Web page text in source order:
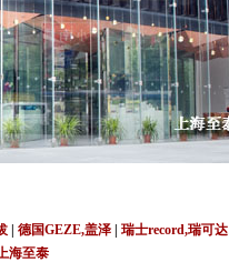
德国GEZE,盖泽 瑞士record,瑞可达
海至泰